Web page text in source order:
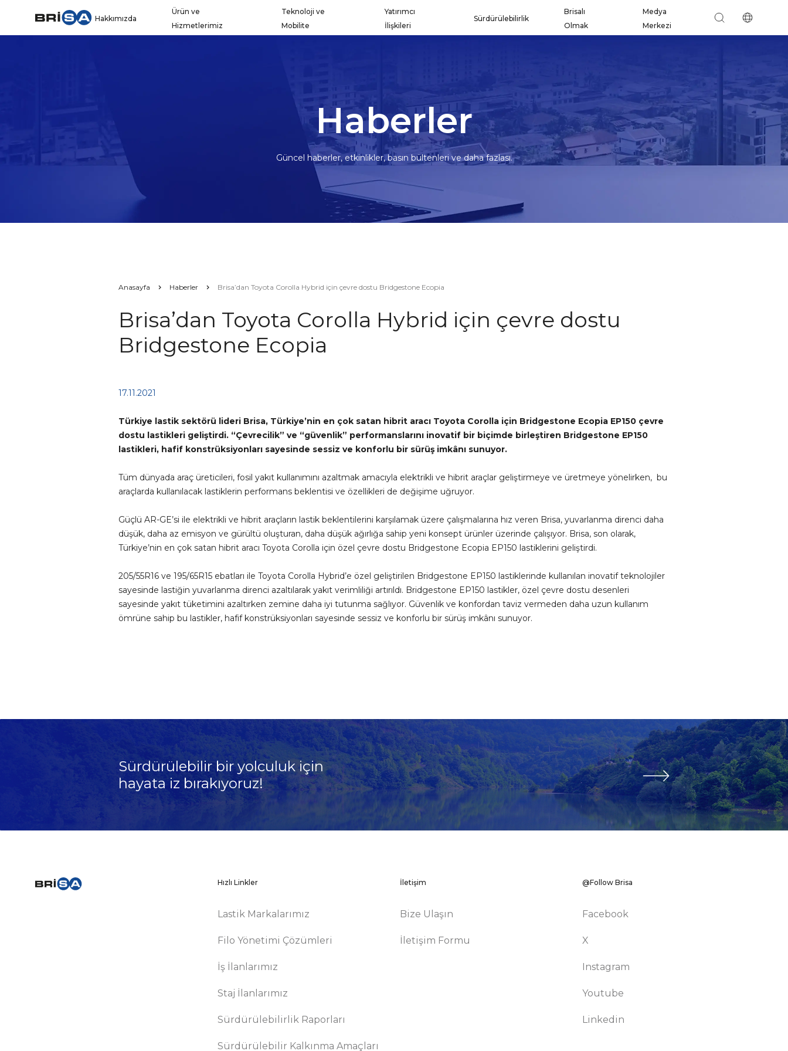
Hakkımızda
Ürün ve
Hizmetlerimiz
Teknoloji ve
Mobilite
Yatırımcı
İlişkileri
Sürdürülebilirlik
Brisalı
Olmak
Medya
Merkezi
Haberler
Güncel haberler, etkinlikler, basın bültenleri ve daha fazlası.
Anasayfa Haberler Brisa’dan Toyota Corolla Hybrid için çevre dostu Bridgestone Ecopia
Brisa’dan Toyota Corolla Hybrid için çevre dostu
Bridgestone Ecopia
17.11.2021
Türkiye lastik sektörü lideri Brisa, Türkiye’nin en çok satan hibrit aracı Toyota Corolla için Bridgestone Ecopia EP150 çevre
dostu lastikleri geliştirdi. “Çevrecilik” ve “güvenlik” performanslarını inovatif bir biçimde birleştiren Bridgestone EP150
lastikleri, hafif konstrüksiyonları sayesinde sessiz ve konforlu bir sürüş imkânı sunuyor.
Tüm dünyada araç üreticileri, fosil yakıt kullanımını azaltmak amacıyla elektrikli ve hibrit araçlar geliştirmeye ve üretmeye yönelirken, bu
araçlarda kullanılacak lastiklerin performans beklentisi ve özellikleri de değişime uğruyor.
Güçlü AR-GE’si ile elektrikli ve hibrit araçların lastik beklentilerini karşılamak üzere çalışmalarına hız veren Brisa, yuvarlanma direnci daha
düşük, daha az emisyon ve gürültü oluşturan, daha düşük ağırlığa sahip yeni konsept ürünler üzerinde çalışıyor. Brisa, son olarak,
Türkiye’nin en çok satan hibrit aracı Toyota Corolla için özel çevre dostu Bridgestone Ecopia EP150 lastiklerini geliştirdi.
205/55R16 ve 195/65R15 ebatları ile Toyota Corolla Hybrid’e özel geliştirilen Bridgestone EP150 lastiklerinde kullanılan inovatif teknolojiler
sayesinde lastiğin yuvarlanma direnci azaltılarak yakıt verimliliği artırıldı. Bridgestone EP150 lastikler, özel çevre dostu desenleri
sayesinde yakıt tüketimini azaltırken zemine daha iyi tutunma sağlıyor. Güvenlik ve konfordan taviz vermeden daha uzun kullanım
ömrüne sahip bu lastikler, hafif konstrüksiyonları sayesinde sessiz ve konforlu bir sürüş imkânı sunuyor.
Sürdürülebilir bir yolculuk için
hayata iz bırakıyoruz!
Hızlı Linkler
Lastik Markalarımız
Filo Yönetimi Çözümleri
İş İlanlarımız
Staj İlanlarımız
Sürdürülebilirlik Raporları
Sürdürülebilir Kalkınma Amaçları
İletişim
Bize Ulaşın
İletişim Formu
@Follow Brisa
Facebook
X
Instagram
Youtube
Linkedin